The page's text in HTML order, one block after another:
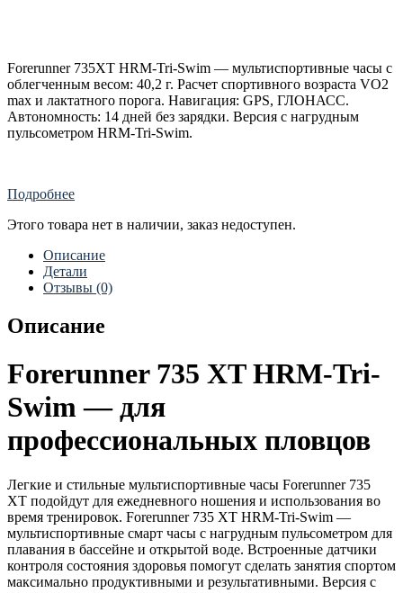
Forerunner 735XT HRM-Tri-Swim — мультиспортивные часы с
облегченным весом: 40,2 г. Расчет спортивного возраста VO2
max и лактатного порога. Навигация: GPS, ГЛОНАСС.
Автономность: 14 дней без зарядки. Версия с нагрудным
пульсометром HRM-Tri-Swim.
Подробнее
Этого товара нет в наличии, заказ недоступен.
Описание
Детали
Отзывы (0)
Описание
Forerunner 735 XT HRM-Tri-
Swim — для
профессиональных пловцов
Легкие и стильные мультиспортивные часы Forerunner 735
XT подойдут для ежедневного ношения и использования во
время тренировок. Forerunner 735 XT HRM-Tri-Swim —
мультиспортивные смарт часы с нагрудным пульсометром для
плавания в бассейне и открытой воде. Встроенные датчики
контроля состояния здоровья помогут сделать занятия спортом
максимально продуктивными и результативными. Версия с